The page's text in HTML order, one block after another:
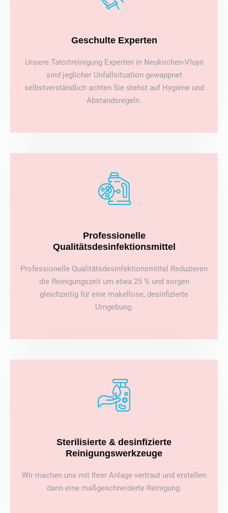
Geschulte Experten
Unsere Tatortreinigung Experten in Neukirchen-Vluyn
sind jeglicher Unfallsituation gewappnet
selbstverständlich achten Sie stehst auf Hygiene und
Abstandsregeln.
Professionelle
Qualitätsdesinfektionsmittel
Professionelle Qualitätsdesinfektionsmittel Reduzieren
die Reinigungszeit um etwa 25 % und sorgen
gleichzeitig für eine makellose, desinfizierte
Umgebung.
Sterilisierte & desinfizierte
Reinigungswerkzeuge
Wir machen uns mit Ihrer Anlage vertraut und erstellen
dann eine maßgeschneiderte Reinigung.